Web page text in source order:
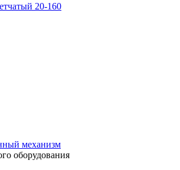
20-160
механизм
оборудования